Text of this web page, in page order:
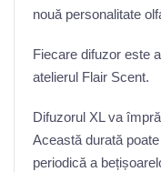
nouă personalitate
Fiecare difuzor este
atelierul Flair Scent.
Difuzorul XL va
Această durată
periodică a